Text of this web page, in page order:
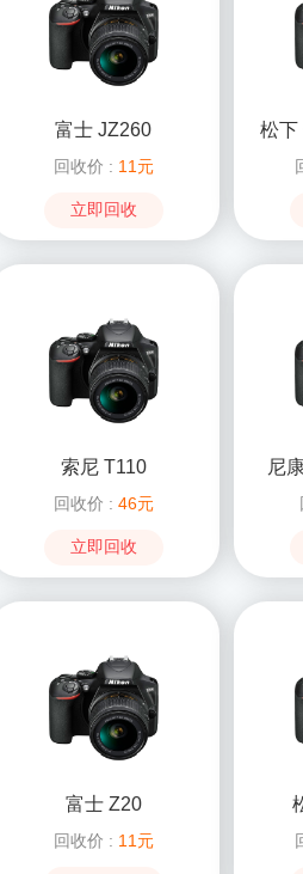
富士 JZ260
回收价 : 11元
立即回收
松下
索尼 T110
回收价 : 46元
立即回收
尼
富士 Z20
回收价 : 11元